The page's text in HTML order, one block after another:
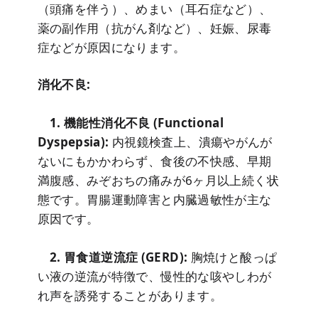
（頭痛を伴う）、めまい（耳石症など）、
薬の副作用（抗がん剤など）、妊娠、尿毒
症などが原因になります。
消化不良:
1. 機能性消化不良 (Functional
Dyspepsia): 内視鏡検査上、潰瘍やがんが
ないにもかかわらず、食後の不快感、早期
満腹感、みぞおちの痛みが6ヶ月以上続く状
態です。胃腸運動障害と内臓過敏性が主な
原因です。
2. 胃食道逆流症 (GERD): 胸焼けと酸っぱ
い液の逆流が特徴で、慢性的な咳やしわが
れ声を誘発することがあります。